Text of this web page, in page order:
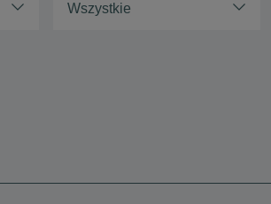
Wszystkie